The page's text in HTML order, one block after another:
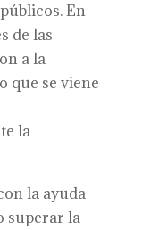
En
de las
a la
que se viene
la
la ayuda
superar la